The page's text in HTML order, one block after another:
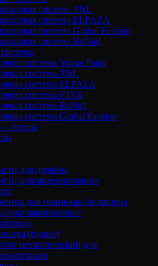
система TNL
система ELPAZA
система Global Fashion
система RuNail
система Vogue Nails
система TNL
система ELPAZA
система F.O.X
система RuNail
система Global Fashion
типсы
для дизайна
для моделирования
для маникюра/педикюра
маникюрные
(пушер)
металлический для